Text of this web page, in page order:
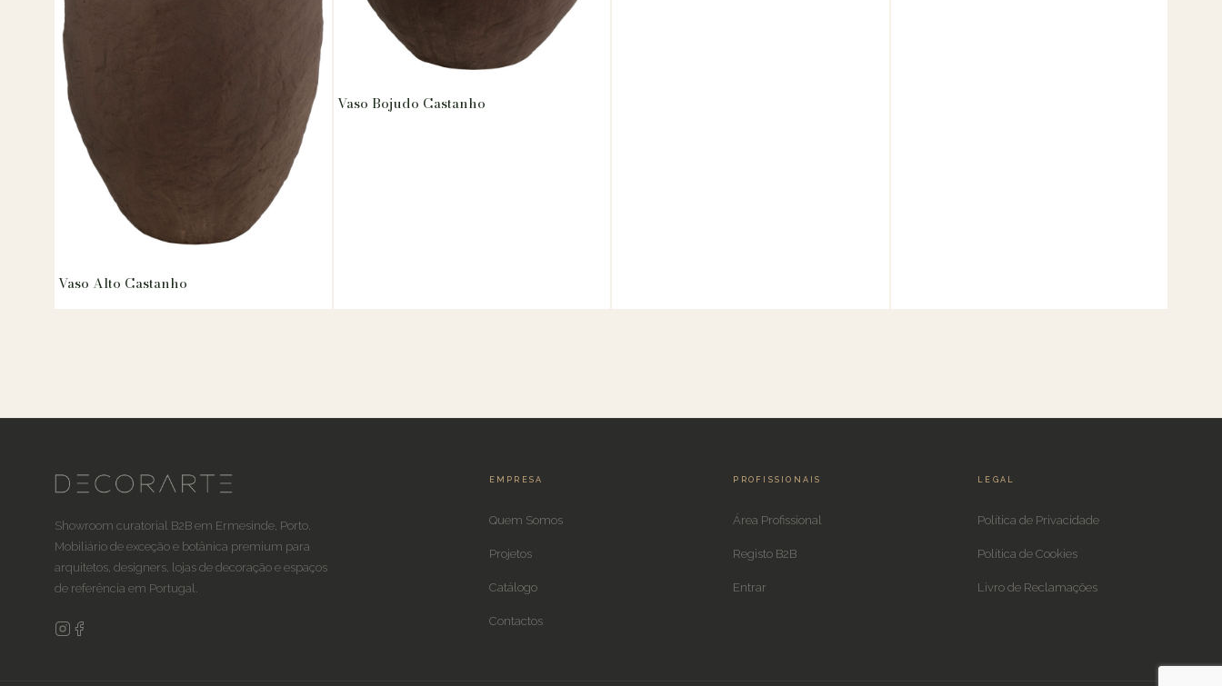
Vaso Alto Castanho
Vaso Bojudo Castanho
Showroom curatorial B2B em Ermesinde, Porto.
Mobiliário de exceção e botânica premium para
arquitetos, designers, lojas de decoração e espaços
de referência em Portugal.
EMPRESA
Quem Somos
Projetos
Catálogo
Contactos
PROFISSIONAIS
Área Profissional
Registo B2B
Entrar
LEGAL
Política de Privacidade
Política de Cookies
Livro de Reclamações